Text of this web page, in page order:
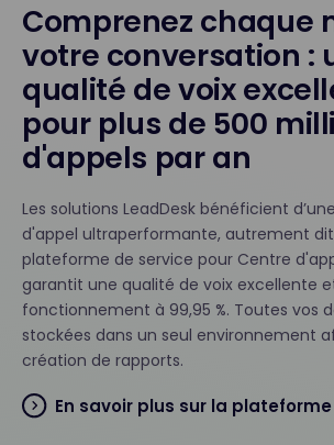
Comprenez chaque
votre conversation :
qualité de voix
pour plus de 500
d'appels par an
Les solutions LeadDesk bénéficient
d'appel ultraperformante, autrement dit
plateforme de service pour Centre
garantit une qualité de voix excellente
fonctionnement à 99,95 %. Toutes vos
stockées dans un seul environnement
création de rapports.
En savoir plus sur la plateforme